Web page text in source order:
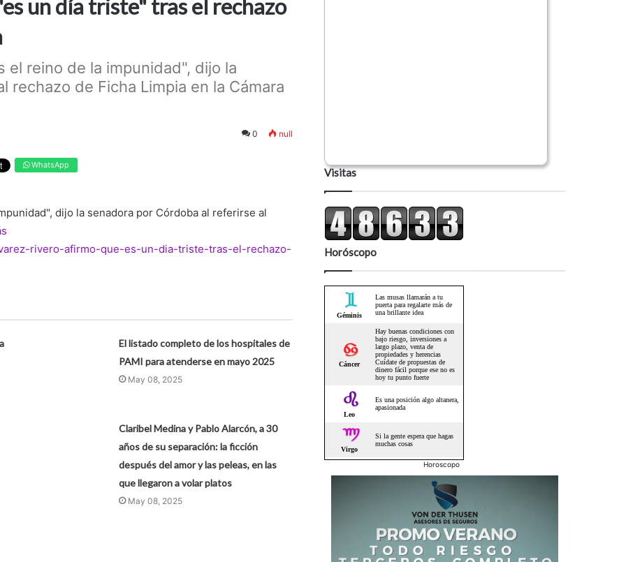
un día triste" tras el rechazo
reino de la impunidad", dijo la
de Ficha Limpia en la Cámara
0 null
WhatsApp
dijo la senadora por Córdoba al referirse al
rivero-afirmo-que-es-un-dia-triste-tras-el-rechazo-
El listado completo de los hospitales de
PAMI para atenderse en mayo 2025
May 08, 2025
Claribel Medina y Pablo Alarcón, a 30
años de su separación: la ficción
después del amor y las peleas, en las
que llegaron a volar platos
May 08, 2025
Visitas
Horóscopo
Horoscopo